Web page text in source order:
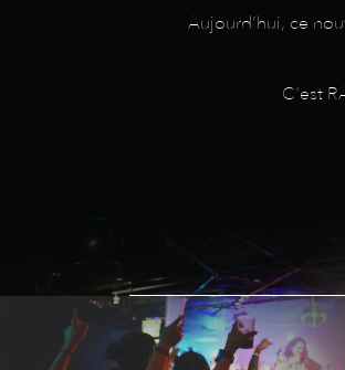
Aujourd’hui, ce
C'est